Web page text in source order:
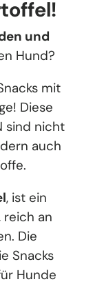
und
Hund?
mit
Diese
sind nicht
auch
, ist ein
reich an
Die
Snacks
Hunde